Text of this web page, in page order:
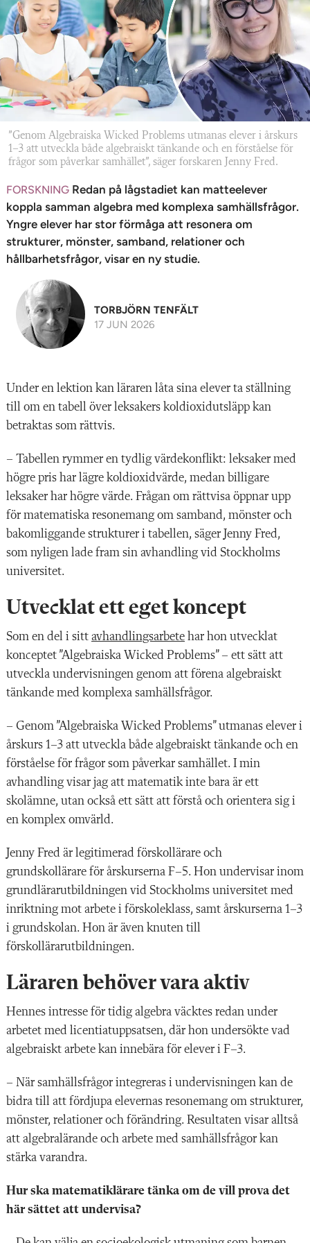
”Genom Algebraiska Wicked Problems utmanas elever i årskurs
1–3 att utveckla både algebraiskt tänkande och en förståelse för
frågor som påverkar samhället”, säger forskaren Jenny Fred.
FORSKNING Redan på lågstadiet kan matteelever
koppla samman algebra med komplexa samhällsfrågor.
Yngre elever har stor förmåga att resonera om
strukturer, mönster, samband, relationer och
hållbarhetsfrågor, visar en ny studie.
TORBJÖRN TENFÄLT
17 JUN 2026
Under en lektion kan läraren låta sina elever ta ställning
till om en tabell över leksakers koldioxidutsläpp kan
betraktas som rättvis.
– Tabellen rymmer en tydlig värdekonflikt: leksaker med
högre pris har lägre koldioxidvärde, medan billigare
leksaker har högre värde. Frågan om rättvisa öppnar upp
för matematiska resonemang om samband, mönster och
bakomliggande strukturer i tabellen, säger Jenny Fred,
som nyligen lade fram sin avhandling vid Stockholms
universitet.
Utvecklat ett eget koncept
Som en del i sitt avhandlingsarbete har hon utvecklat
konceptet ”Algebraiska Wicked Problems” – ett sätt att
utveckla undervisningen genom att förena algebraiskt
tänkande med komplexa samhällsfrågor.
– Genom ”Algebraiska Wicked Problems” utmanas elever i
årskurs 1–3 att utveckla både algebraiskt tänkande och en
förståelse för frågor som påverkar samhället. I min
avhandling visar jag att matematik inte bara är ett
skolämne, utan också ett sätt att förstå och orientera sig i
en komplex omvärld.
Jenny Fred är legitimerad förskollärare och
grundskollärare för årskurserna F–5. Hon undervisar inom
grundlärarutbildningen vid Stockholms universitet med
inriktning mot arbete i förskoleklass, samt årskurserna 1–3
i grundskolan. Hon är även knuten till
förskollärarutbildningen.
Läraren behöver vara aktiv
Hennes intresse för tidig algebra väcktes redan under
arbetet med licentiatuppsatsen, där hon undersökte vad
algebraiskt arbete kan innebära för elever i F–3.
– När samhällsfrågor integreras i undervisningen kan de
bidra till att fördjupa elevernas resonemang om strukturer,
mönster, relationer och förändring. Resultaten visar alltså
att algebralärande och arbete med samhällsfrågor kan
stärka varandra.
Hur ska matematiklärare tänka om de vill prova det
här sättet att undervisa?